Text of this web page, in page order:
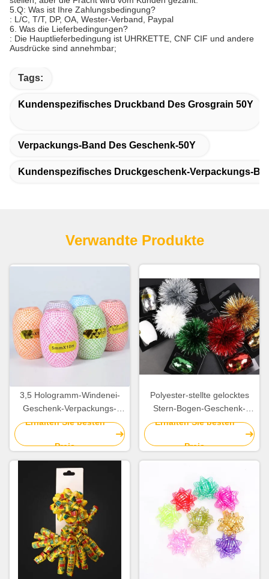
5.Q: Was ist Ihre Zahlungsbedingung?
: L/C, T/T, DP, OA, Wester-Verband, Paypal
6. Was die Lieferbedingungen?
: Die Hauptlieferbedingung ist UHRKETTE, CNF CIF und andere
Ausdrücke sind annehmbar;
Tags:
Kundenspezifisches Druckband Des Grosgrain 50Y
Verpackungs-Band Des Geschenk-50Y
Kundenspezifisches Druckgeschenk-Verpackungs-
Verwandte Produkte
3,5 Hologramm-Windenei-
Geschenk-Verpackungs-
Band-Streifen-Dekoration
Erhalten Sie besten
Preis
Polyester-stellte gelocktes
Stern-Bogen-Geschenk-
Verpackungs-Band 100%
Dekoration ein
Erhalten Sie besten
Preis